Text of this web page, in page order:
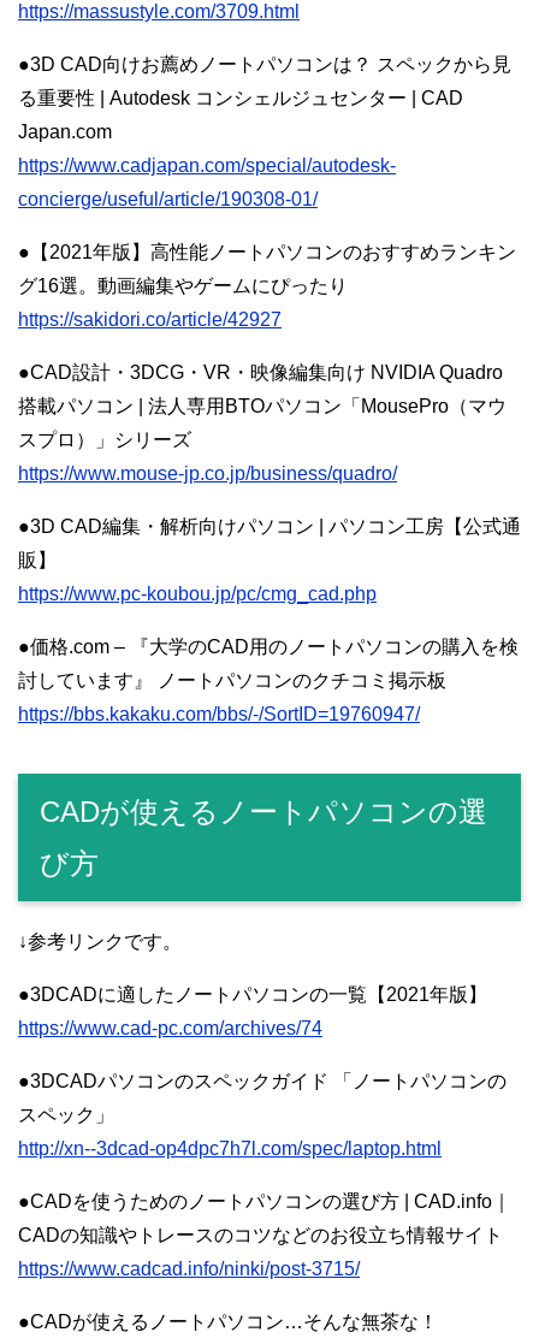
https://massustyle.com/3709.html
●3D CAD向けお薦めノートパソコンは？ スペックから見
る重要性 | Autodesk コンシェルジュセンター | CAD
Japan.com
https://www.cadjapan.com/special/autodesk-
concierge/useful/article/190308-01/
●【2021年版】高性能ノートパソコンのおすすめランキン
グ16選。動画編集やゲームにぴったり
https://sakidori.co/article/42927
●CAD設計・3DCG・VR・映像編集向け NVIDIA Quadro
搭載パソコン | 法人専用BTOパソコン「MousePro（マウ
スプロ）」シリーズ
https://www.mouse-jp.co.jp/business/quadro/
●3D CAD編集・解析向けパソコン | パソコン工房【公式通
販】
https://www.pc-koubou.jp/pc/cmg_cad.php
●価格.com – 『大学のCAD用のノートパソコンの購入を検
討しています』 ノートパソコンのクチコミ掲示板
https://bbs.kakaku.com/bbs/-/SortID=19760947/
CADが使えるノートパソコンの選
び方
↓参考リンクです。
●3DCADに適したノートパソコンの一覧【2021年版】
https://www.cad-pc.com/archives/74
●3DCADパソコンのスペックガイド 「ノートパソコンの
スペック」
http://xn--3dcad-op4dpc7h7l.com/spec/laptop.html
●CADを使うためのノートパソコンの選び方 | CAD.info｜
CADの知識やトレースのコツなどのお役立ち情報サイト
https://www.cadcad.info/ninki/post-3715/
●CADが使えるノートパソコン…そんな無茶な！